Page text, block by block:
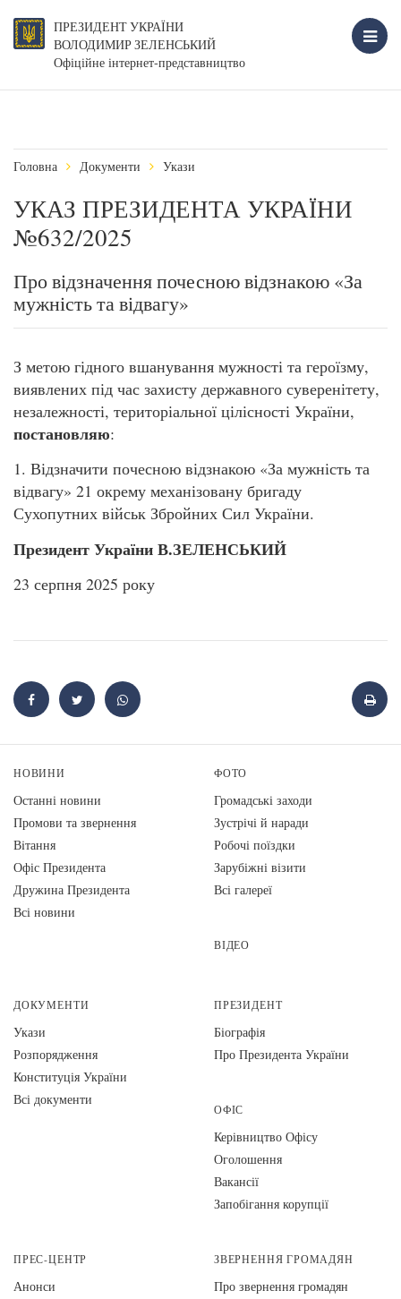
ПРЕЗИДЕНТ УКРАЇНИ
ВОЛОДИМИР ЗЕЛЕНСЬКИЙ
Офіційне інтернет-представництво
Головна Документи Укази
УКАЗ ПРЕЗИДЕНТА УКРАЇНИ
№632/2025
Про відзначення почесною відзнакою «За
мужність та відвагу»
З метою гідного вшанування мужності та героїзму,
виявлених під час захисту державного суверенітету,
незалежності, територіальної цілісності України,
постановляю:
1. Відзначити почесною відзнакою «За мужність та
відвагу» 21 окрему механізовану бригаду
Сухопутних військ Збройних Сил України.
Президент України В.ЗЕЛЕНСЬКИЙ
23 серпня 2025 року
НОВИНИ
Останні новини
Промови та звернення
Вiтання
Офіс Президента
Дружина Президента
Всі новини
ФОТО
Громадські заходи
Зустрічі й наради
Робочі поїздки
Зарубіжні візити
Всі галереї
ВІДЕО
ДОКУМЕНТИ
Укази
Розпорядження
Конституція України
Всі документи
ПРЕЗИДЕНТ
Біографія
Про Президента України
ОФІС
Керівництво Офісу
Оголошення
Вакансії
Запобігання корупції
ПРЕС-ЦЕНТР
Анонси
ЗВЕРНЕННЯ ГРОМАДЯН
Про звернення громадян